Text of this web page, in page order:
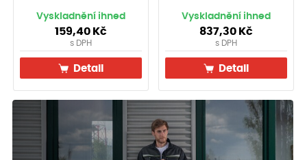
Vyskladnění ihned
159,40 Kč
s DPH
Detail
Vyskladnění ihned
837,30 Kč
s DPH
Detail